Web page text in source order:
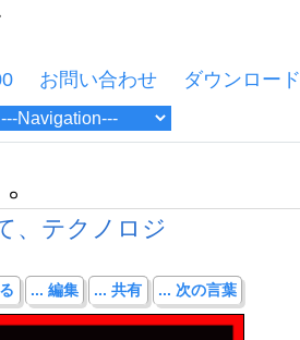
お問い合わせ ダウンロード
、テクノロジ
... 編集 ... 共有 ... 次の言葉